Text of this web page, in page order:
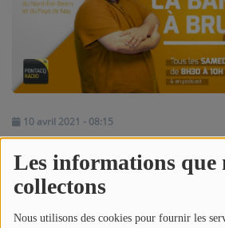
Les informations que
collectons
Nous utilisons des cookies pour fournir les
GRILLE DES PROGRAMMES
C'ÉTAIT QUOI CE TITRE ?
MÉDIAS
PODCASTS - SAISON 2026/2027
NOS PROGRAMMES COURTS
ARCHIVES - SAISONS PASSÉES
VOS ÉMISSIONS EN IMAGES
10 avril 2021 - 08:15
Écouter le podcast
Télécharger le podcast